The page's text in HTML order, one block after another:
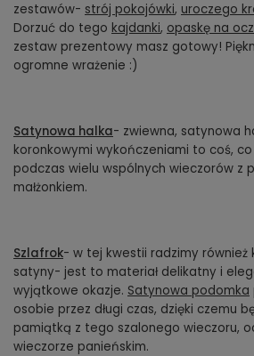
zestawów- strój pokojówki, uroczego
Dorzuć do tego kajdanki, opaskę na
zestaw prezentowy masz gotowy!
ogromne wrażenie :)
Satynowa halka- zwiewna, satynowa
koronkowymi wykończeniami to coś,
podczas wielu wspólnych wieczorów z
małżonkiem.
Szlafrok- w tej kwestii radzimy również
satyny- jest to materiał delikatny i
wyjątkowe okazje. Satynowa podomka
osobie przez długi czas, dzięki czemu
pamiątką z tego szalonego wieczoru,
wieczorze panieńskim.